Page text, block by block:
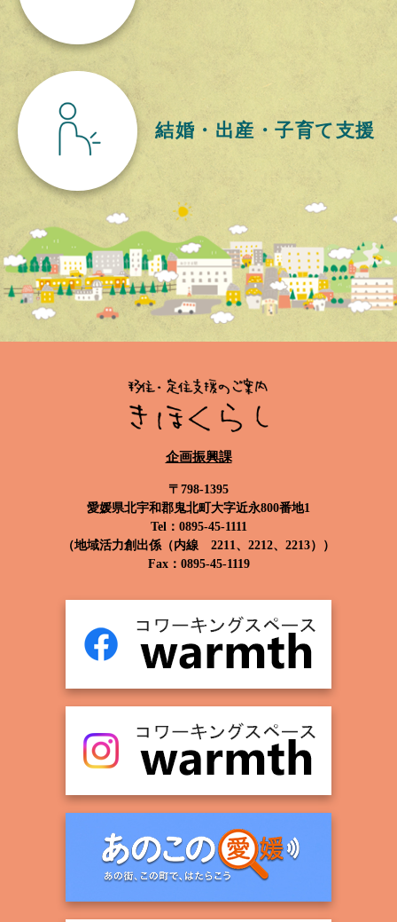
結婚・出産・ 子育て支援
企画振興課
〒798-1395
愛媛県北宇和郡鬼北町大字近永800番地1
Tel：0895-45-1111
（地域活力創出係（内線 2211、2212、2213））
Fax：0895-45-1119